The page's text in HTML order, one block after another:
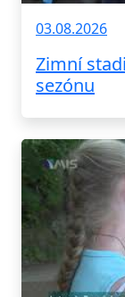
03.08.2026
Zimní
sezónu